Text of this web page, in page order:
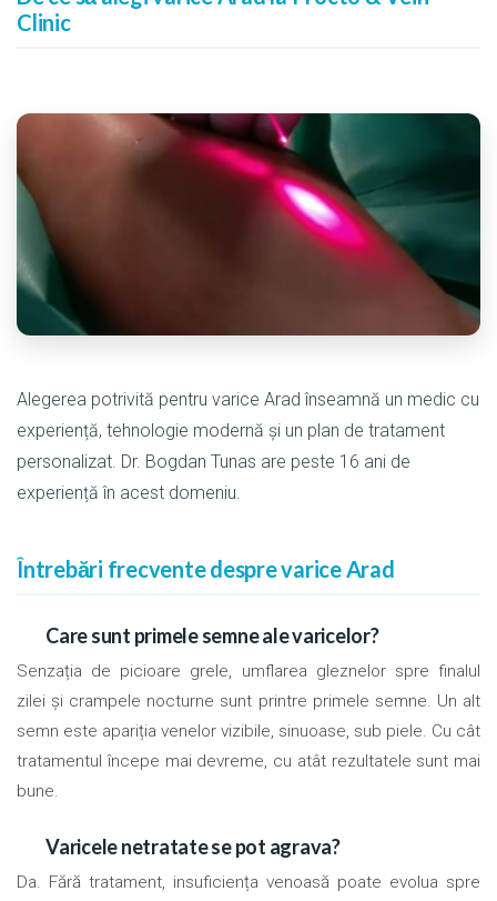
Clinic
Alegerea potrivită pentru varice Arad înseamnă un medic cu
experiență, tehnologie modernă și un plan de tratament
personalizat. Dr. Bogdan Tunas are peste 16 ani de
experiență în acest domeniu.
Întrebări frecvente despre varice Arad
Care sunt primele semne ale varicelor?
Senzația de picioare grele, umflarea gleznelor spre finalul
zilei și crampele nocturne sunt printre primele semne. Un alt
semn este apariția venelor vizibile, sinuoase, sub piele. Cu cât
tratamentul începe mai devreme, cu atât rezultatele sunt mai
bune.
Varicele netratate se pot agrava?
Da. Fără tratament, insuficiența venoasă poate evolua spre